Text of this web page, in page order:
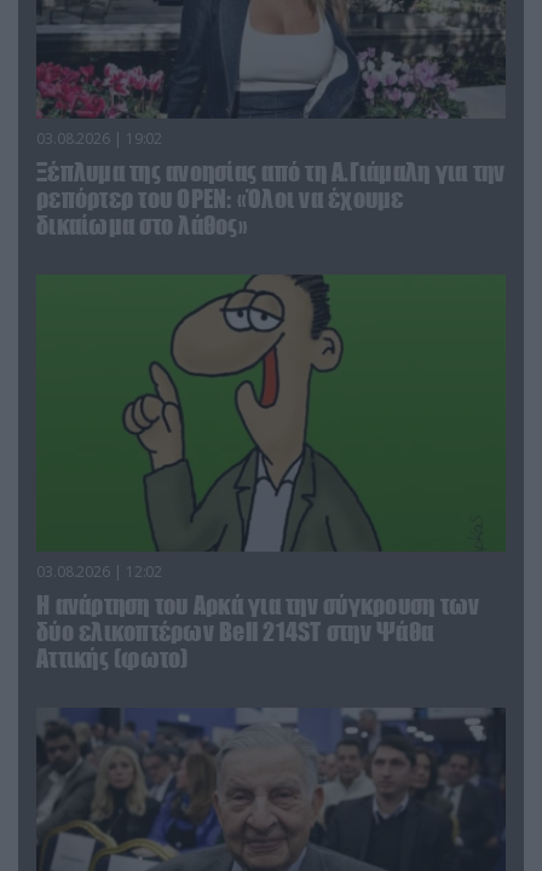
03.08.2026 | 19:02
Ξέπλυμα της ανοησίας από τη Α.Γιάμαλη για την
ρεπόρτερ του ΟΡΕΝ: «Όλοι να έχουμε
δικαίωμα στο λάθος»
03.08.2026 | 12:02
Η ανάρτηση του Αρκά για την σύγκρουση των
δύο ελικοπτέρων Bell 214ST στην Ψάθα
Αττικής (φωτο)